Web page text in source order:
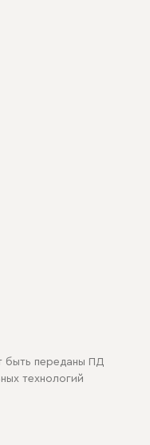
быть переданы ПД
технологий